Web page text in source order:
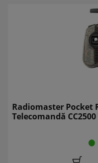
Radiomaster Pocket
Telecomandă